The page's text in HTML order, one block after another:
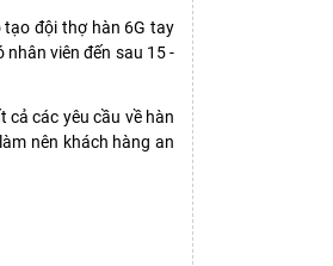
đội thợ hàn 6G tay
viên đến sau 15 -
các yêu cầu về hàn
nên khách hàng an